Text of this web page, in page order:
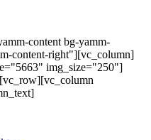
content bg-yamm-
content-right"][vc_column]
img_size="250"]